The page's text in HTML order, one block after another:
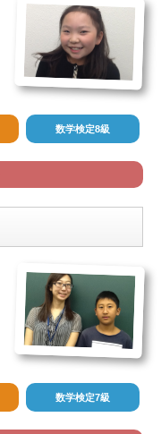
数学検定8級
数学検定7級